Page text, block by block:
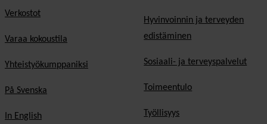
Verkostot
Varaa kokoustila
Yhteistyökumppaniksi
På Svenska
In English
Hyvinvoinnin ja terveyden
edistäminen
Sosiaali- ja terveyspalvelut
Toimeentulo
Työllisyys